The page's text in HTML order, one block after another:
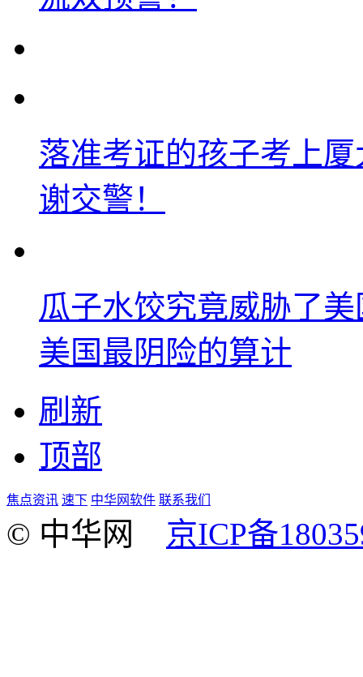
落准考证的孩子考上
谢交警！
瓜子水饺究竟威胁了
美国最阴险的算计
刷新
顶部
焦点资讯 速下 中华网软件 联系我们
© 中华网 京ICP备